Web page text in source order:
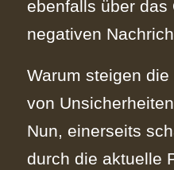
ebenfalls über das
negativen
Warum steigen
von
Nun, einerseits
durch die aktuelle